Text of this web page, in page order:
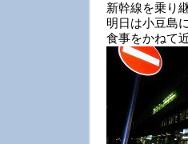
新幹線を乗り
明日は小豆島
食事をかねて